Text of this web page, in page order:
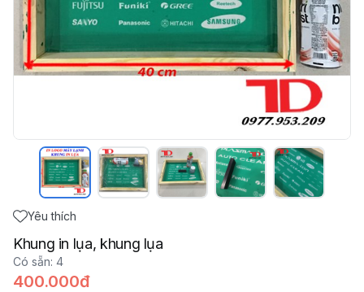
Yêu thích
Khung in lụa, khung lụa
Có sẵn: 4
400.000đ